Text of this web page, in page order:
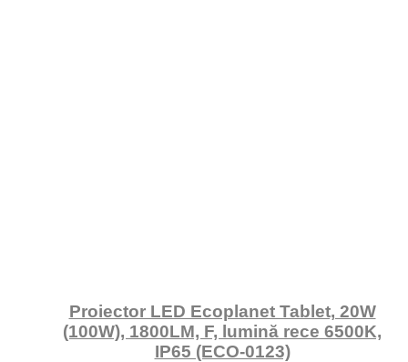
Proiector LED Ecoplanet Tablet, 20W
(100W), 1800LM, F, lumină rece 6500K,
IP65 (ECO-0123)